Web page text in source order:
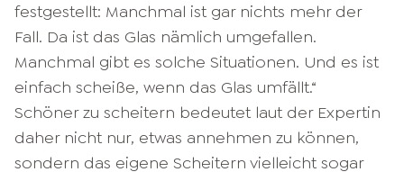
festgestellt: Manchmal ist gar nichts mehr der
Fall. Da ist das Glas nämlich umgefallen.
Manchmal gibt es solche Situationen. Und es ist
einfach scheiße, wenn das Glas umfällt.“
Schöner zu scheitern bedeutet laut der Expertin
daher nicht nur, etwas annehmen zu können,
sondern das eigene Scheitern vielleicht sogar